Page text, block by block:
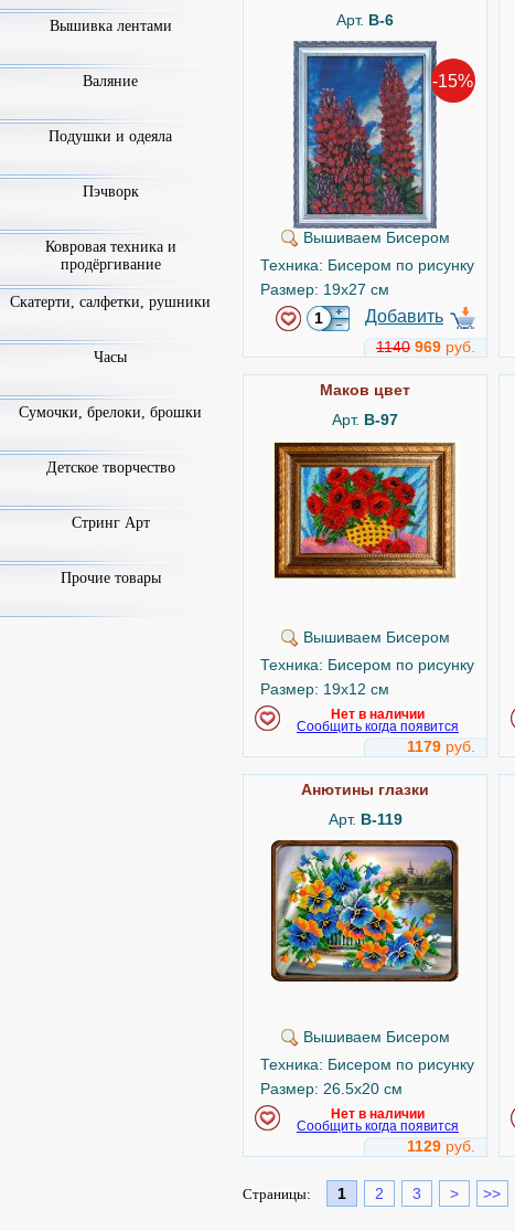
Арт. B-6
-15%
Вышиваем Бисером
Техника: Бисером по рисунку
Размер: 19x27 см
Добавить
1140 969 руб.
Маков цвет
Арт. B-97
Вышиваем Бисером
Техника: Бисером по рисунку
Размер: 19x12 см
Нет в наличии
Сообщить когда появится
1179 руб.
Анютины глазки
Арт. B-119
Вышиваем Бисером
Техника: Бисером по рисунку
Размер: 26.5x20 см
Нет в наличии
Сообщить когда появится
1129 руб.
Страницы: 1 2 3 > >>
Вышивка лентами
Валяние
Подушки и одеяла
Пэчворк
Ковровая техника и
продёргивание
Скатерти, салфетки, рушники
Часы
Сумочки, брелоки, брошки
Детское творчество
Стринг Арт
Прочие товары